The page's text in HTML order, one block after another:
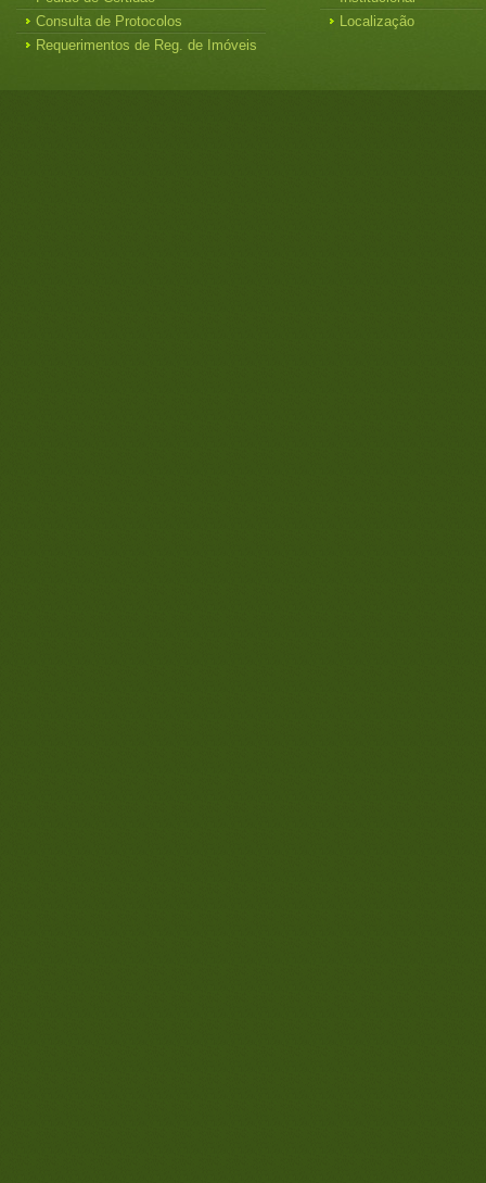
Consulta de Protocolos
Requerimentos de Reg. de Imóveis
Localização